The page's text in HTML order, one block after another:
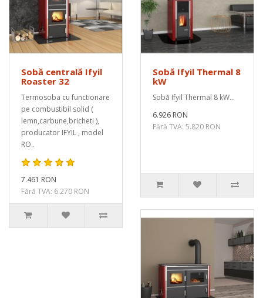
Sobă centrală Ifyil
Roaster 32
Termosoba cu functionare
pe combustibil solid (
lemn,carbune,bricheti ),
producator IFYIL , model
RO..
7.461 RON
Fără TVA: 6.270 RON
Sobă Ifyil Thermal 8
kW
Sobă Ifyil Thermal 8 kW...
6.926 RON
Fără TVA: 5.820 RON